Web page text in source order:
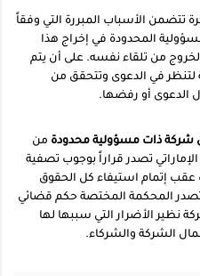
تتضمن الأسباب المبررة التي وفقاً
المحدودة في إخراج هذا
من تلقاء نفسه. على أن يتم
لتنظر في الدعوى وتتحقق من
الدعوى أو رفضها.
شركة ذات مسؤولية محدودة من
تصدر قراراً بوجوب تصفية
إتمام استيفاء كل الحقوق
تصدر المحكمة المختصة حكم قضائي
الأضرار التي سببها لها
الشركة والشركاء.